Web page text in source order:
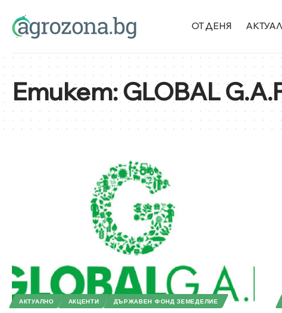
ОТ ДЕНЯ
Етикет:GLOBAL
АКТУАЛНО АКЦЕНТИ ДЪРЖАВЕН ФОНД ЗЕМЕДЕЛИЕ